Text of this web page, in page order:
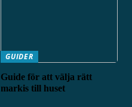
GUIDER
Guide för att välja rätt
markis till huset